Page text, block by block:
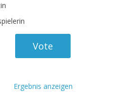
Ergebnis anzeigen